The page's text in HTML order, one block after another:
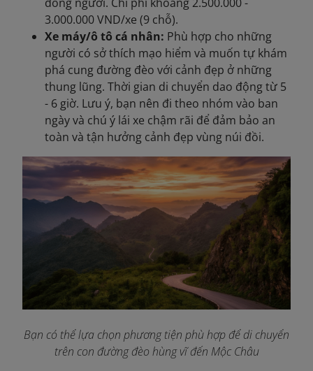
3.000.000 VND/xe (9 chỗ).
Xe máy/ô tô cá nhân: Phù hợp cho những
người có sở thích mạo hiểm và muốn tự khám
phá cung đường đèo với cảnh đẹp ở những
thung lũng. Thời gian di chuyển dao động từ 5
- 6 giờ. Lưu ý, bạn nên đi theo nhóm vào ban
ngày và chú ý lái xe chậm rãi để đảm bảo an
toàn và tận hưởng cảnh đẹp vùng núi đồi.
Bạn có thể lựa chọn phương tiện phù hợp để di chuyển
trên con đường đèo hùng vĩ đến Mộc Châu